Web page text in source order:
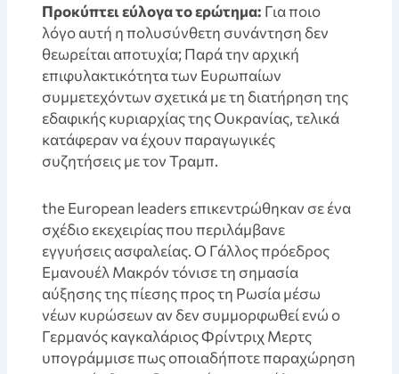
Προκύπτει εύλογα το ερώτημα: Για ποιο
λόγο αυτή η πολυσύνθετη συνάντηση δεν
θεωρείται αποτυχία; Παρά την αρχική
επιφυλακτικότητα των Ευρωπαίων
συμμετεχόντων σχετικά με τη διατήρηση της
εδαφικής κυριαρχίας της Ουκρανίας, τελικά
κατάφεραν να έχουν παραγωγικές
συζητήσεις με τον Τραμπ.
the European leaders επικεντρώθηκαν σε ένα
σχέδιο εκεχειρίας που περιλάμβανε
εγγυήσεις ασφαλείας. O Γάλλος πρόεδρος
Εμανουέλ Μακρόν τόνισε τη σημασία
αύξησης της πίεσης προς τη Ρωσία μέσω
νέων κυρώσεων αν δεν συμμορφωθεί ενώ ο
Γερμανός καγκαλάριος Φρίντριχ Μερτς
υπογράμμισε πως οποιαδήποτε παραχώρηση